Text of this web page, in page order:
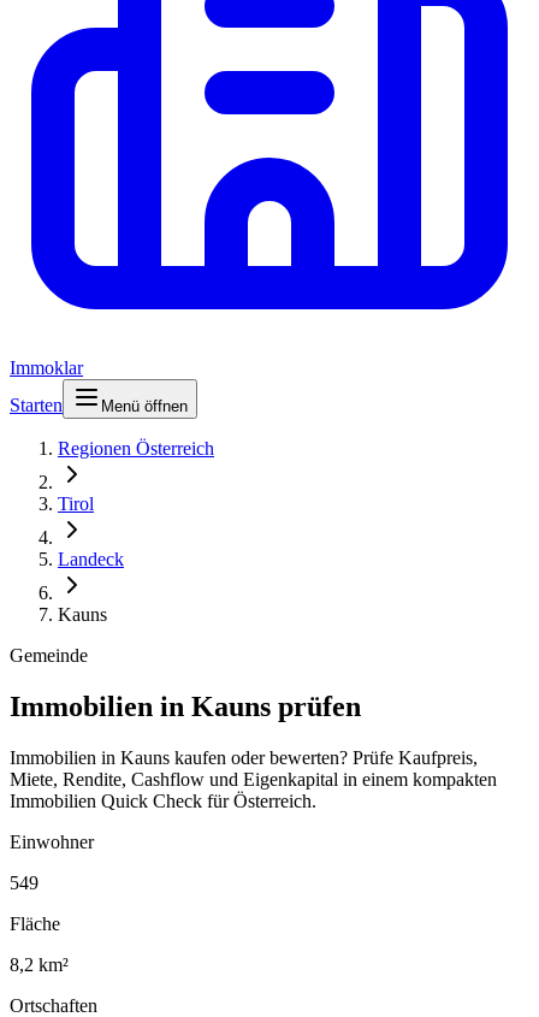
Immoklar
Starten
Menü öffnen
Regionen Österreich
Tirol
Landeck
Kauns
Gemeinde
Immobilien in Kauns prüfen
Immobilien in Kauns kaufen oder bewerten? Prüfe Kaufpreis,
Miete, Rendite, Cashflow und Eigenkapital in einem kompakten
Immobilien Quick Check für Österreich.
Einwohner
549
Fläche
8,2 km²
Ortschaften